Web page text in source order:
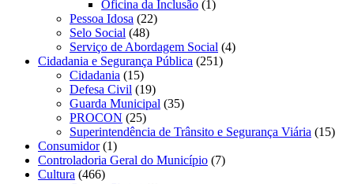
Oficina da Inclusão (1)
Pessoa Idosa (22)
Selo Social (48)
Serviço de Abordagem Social (4)
Cidadania e Segurança Pública (251)
Cidadania (15)
Defesa Civil (19)
Guarda Municipal (35)
PROCON (25)
Superintendência de Trânsito e Segurança Viária (15)
Consumidor(1)
Controladoria Geral do Município (7)
Cultura (466)